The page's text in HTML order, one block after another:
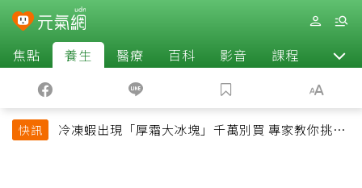
焦點 養生 醫療 百科 影音 課程 退休
快訊
冷凍蝦出現「厚霜大冰塊」千萬別買 專家教你挑出